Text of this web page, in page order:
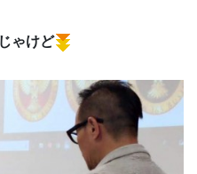
ゃけど